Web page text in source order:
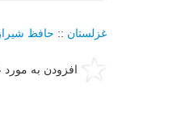
غزلستان :: حافظ
افزودن به مورد